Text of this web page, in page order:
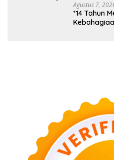
Agustus 7,
*14 Tahun